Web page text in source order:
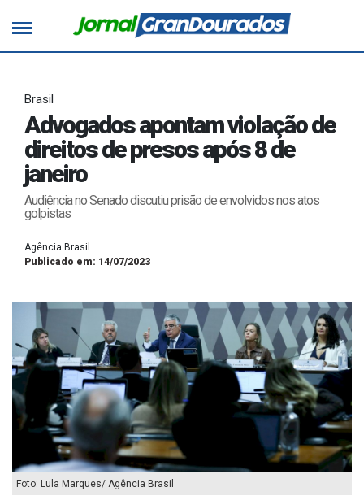
Brasil
Advogados apontam violação de
direitos de presos após 8 de
janeiro
Audiência no Senado discutiu prisão de envolvidos nos atos
golpistas
Agência Brasil
Publicado em: 14/07/2023
Foto: Lula Marques/ Agência Brasil